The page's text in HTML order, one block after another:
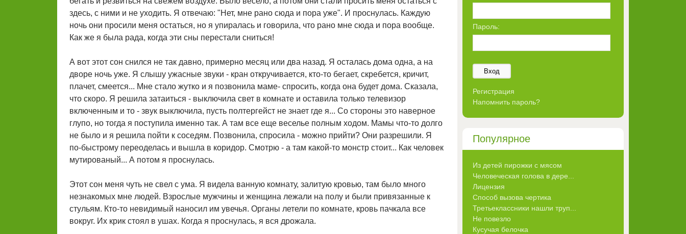
здесь, с ними и не уходить. Я отвечаю: "Нет, мне рано сюда и пора уже". И проснулась. Каждую
ночь они просили меня остаться, но я упиралась и говорила, что рано мне сюда и пора вообще.
Как же я была рада, когда эти сны перестали сниться!
А вот этот сон снился не так давно, примерно месяц или два назад. Я осталась дома одна, а на
дворе ночь уже. Я слышу ужасные звуки - кран откручивается, кто-то бегает, скребется, кричит,
плачет, смеется... Мне стало жутко и я позвонила маме- спросить, когда она будет дома. Сказала,
что скоро. Я решила затаиться - выключила свет в комнате и оставила только телевизор
включенным и то - звук выключила, пусть полтергейст не знает где я... Со стороны это наверное
глупо, но тогда я поступила именно так. А там все еще веселье полным ходом. Мамы что-то долго
не было и я решила пойти к соседям. Позвонила, спросила - можно прийти? Они разрешили. Я
по-быстрому переоделась и вышла в коридор. Смотрю - а там какой-то монстр стоит... Как человек
мутированый... А потом я проснулась.
Этот сон меня чуть не свел с ума. Я видела ванную комнату, залитую кровью, там было много
незнакомых мне людей. Взрослые мужчины и женщина лежали на полу и были привязанные к
стульям. Кто-то невидимый наносил им увечья. Органы летели по комнате, кровь пачкала все
вокруг. Их крик стоял в ушах. Когда я проснулась, я вся дрожала.
Пароль:
Вход
Регистрация
Напомнить пароль?
Популярное
Из детей пирожки с мясом
Человеческая голова в дере...
Лицензия
Способ вызова чертика
Третьеклассники нашли труп...
Не повезло
Кусучая белочка